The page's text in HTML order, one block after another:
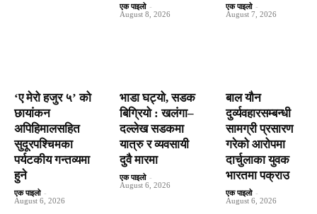
एक पाइलो -
August 8, 2026
एक पाइलो -
August 7, 2026
‘ए मेरो हजुर ५’ को
छायांकन
अपिहिमालसहित
सुदूरपश्चिमका
पर्यटकीय गन्तव्यमा
हुने
एक पाइलो -
August 6, 2026
भाडा घट्यो, सडक
बिग्रियो : खलंगा–
दल्लेख सडकमा
यात्रु र व्यवसायी
दुवै मारमा
एक पाइलो -
August 6, 2026
बाल यौन
दुर्व्यवहारसम्बन्धी
सामग्री प्रसारण
गरेको आरोपमा
दार्चुलाका युवक
भारतमा पक्राउ
एक पाइलो -
August 6, 2026